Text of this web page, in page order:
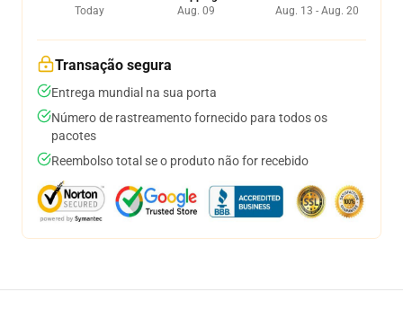
Today
Aug. 09
Aug. 13 - Aug. 20
Transação segura
Entrega mundial na sua porta
Número de rastreamento fornecido para todos os
pacotes
Reembolso total se o produto não for recebido